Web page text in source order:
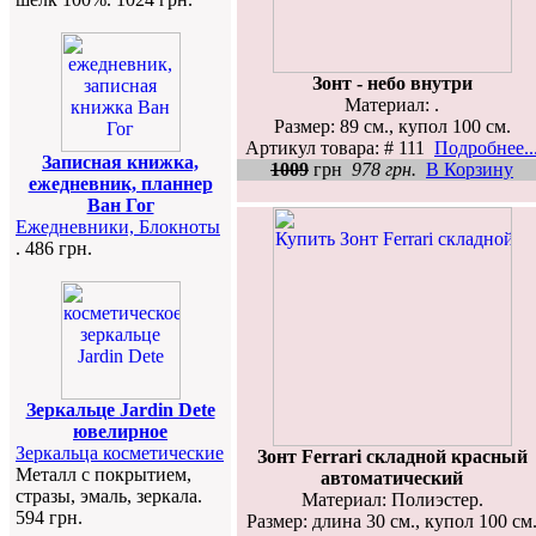
Записная книжка,
ежедневник, планнер
Ван Гог
Ежедневники, Блокноты
. 486 грн.
Зеркальце Jardin Dete
ювелирное
Зеркальца косметические
Металл с покрытием,
стразы, эмаль, зеркала.
594 грн.
Зонт - небо внутри
Материал: .
Размер: 89 см., купол 100 см.
Артикул товара: # 111
1009 грн 978 грн. В Корзину
Зонт Ferrari складной красный
автоматический
Материал: Полиэстер.
Размер: длина 30 см., купол 100 см.